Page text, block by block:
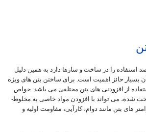
استفاده را در ساخت و ساز‌ها دارد به همین دلیل
بسیار حائز اهمیت است. برای ساختن بتن های ویژه
از افزودنی های بتن مختلفی می باشد. خواص
شده، می تواند با افزودن مواد خاصی به مخلوط­
های بتن مانند دوام، کارآیی، مقاومت اولیه و